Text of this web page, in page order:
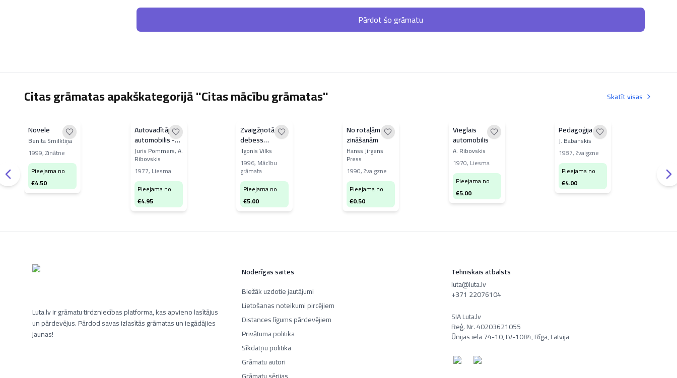
Pārdot šo grāmatu
Citas grāmatas apakškategorijā "Citas mācību grāmatas" Skatīt visas
Novele
Benita Smilktiņa
1999,Zinātne
Pieejama no
€4.50
Autovadītājs -
automobilis -
ceļš
Juris Pommers, A.
Ribovskis
1977, Liesma
Pieejama no
€4.95
Zvaigžņotās
debess
ceļvedis
Ilgonis Vilks
1996, Mācību
grāmata
Pieejama no
€5.00
No rotaļām uz
zināšanām
Hanss Jirgens
Press
1990,Zvaigzne
Pieejama no
€0.50
Vieglais
automobilis
A. Ribovskis
1970, Liesma
Pieejama no
€5.00
Pedagoģija
J. Babanskis
1987,Zvaigzne
Pieejama no
€4.00
Luta.lv ir grāmatu tirdzniecības platforma, kas apvieno lasītājus
un pārdevējus. Pārdod savas izlasītās grāmatas un iegādājies
jaunas!
Noderīgas saites
Biežāk uzdotie jautājumi
Lietošanas noteikumi pircējiem
Distances līgums pārdevējiem
Privātuma politika
Sīkdatņu politika
Grāmatu autori
Tehniskais atbalsts
luta@luta.lv
+371 22076104
SIA Luta.lv
Reģ. Nr. 40203621055
Ūnijas iela 74-10, LV-1084, Rīga, Latvija